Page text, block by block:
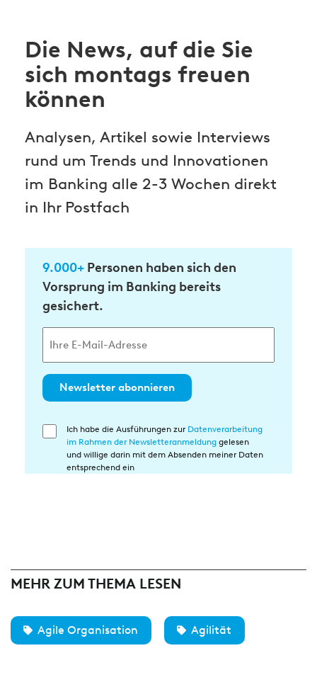
Die News, auf die Sie
sich montags freuen
können
Analysen, Artikel sowie Interviews
rund um Trends und Innovationen
im Banking alle 2-3 Wochen direkt
in Ihr Postfach
9.000+ Personen haben sich den
Vorsprung im Banking bereits
gesichert.
Newsletter abonnieren
Einwilligung
Ich habe die Ausführungen zur Datenverarbeitung
im Rahmen der Newsletteranmeldung gelesen
und willige darin mit dem Absenden meiner Daten
entsprechend ein
MEHR ZUM THEMA LESEN
Agile Organisation Agilität